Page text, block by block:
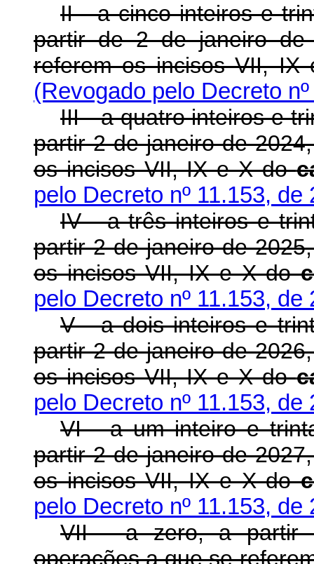
II - a cinco inteiros e
partir de 2 de janeiro
referem os incisos VII,
(Revogado pelo Decreto
III - a quatro inteiros e
partir 2 de janeiro de
os incisos VII, IX e X do
pelo Decreto nº 11.153, de
IV - a três inteiros e
partir 2 de janeiro de
os incisos VII, IX e X do
pelo Decreto nº 11.153, de
V - a dois inteiros e
partir 2 de janeiro de
os incisos VII, IX e X do
pelo Decreto nº 11.153, de
VI - a um inteiro e
partir 2 de janeiro de
os incisos VII, IX e X do
pelo Decreto nº 11.153, de
VII - a zero, a partir
operações a que se